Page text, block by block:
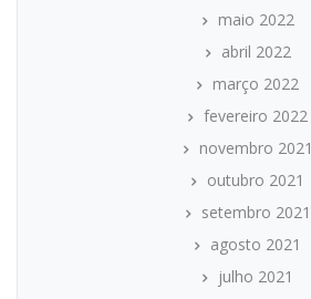
maio 2022
abril 2022
março 2022
fevereiro 2022
novembro 2021
outubro 2021
setembro 2021
agosto 2021
julho 2021